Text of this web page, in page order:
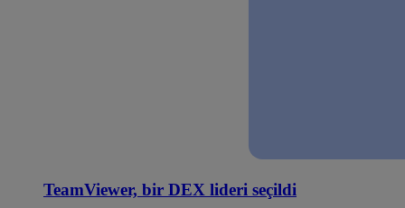
TeamViewer, bir DEX lideri seçildi